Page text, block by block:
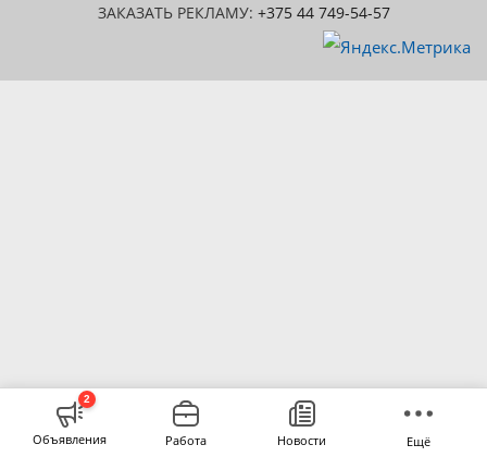
ЗАКАЗАТЬ РЕКЛАМУ: +375 44 749-54-57
2
Объявления Работа Новости Ещё